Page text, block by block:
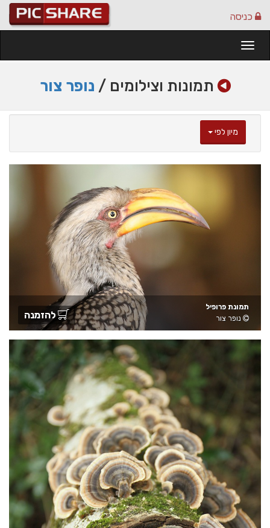
כניסה
תמונות וצילומים / נופר צור
מיון לפי
תמונת פרופיל
נופר צור
להזמנה